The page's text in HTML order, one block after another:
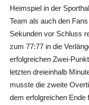
Heimspiel in der
Team als auch den
Sekunden vor Schluss
zum 77:77 in die
erfolgreichen Zwei-
letzten dreieinhalb
musste die zweite
dem erfolgreichen Ende